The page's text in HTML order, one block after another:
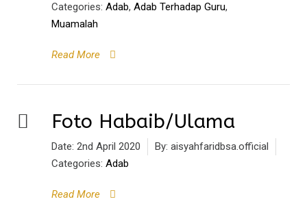
Categories: Adab, Adab Terhadap Guru,
Muamalah
Read More
Foto Habaib/Ulama
Date: 2nd April 2020 By: aisyahfaridbsa.official
Categories: Adab
Read More